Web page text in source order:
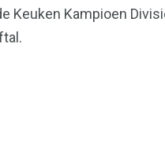
Keuken Kampioen